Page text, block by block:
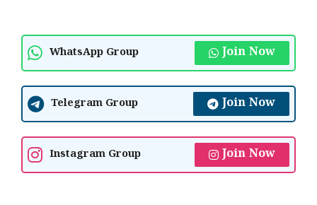
WhatsApp Group Join Now
Telegram Group Join Now
Instagram Group Join Now